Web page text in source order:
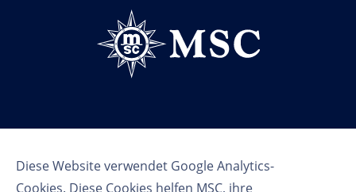
Diese Website verwendet Google Analytics-
Cookies. Diese Cookies helfen MSC, ihre
Follow us